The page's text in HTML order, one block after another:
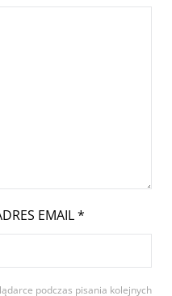
EMAIL*
podczas pisania kolejnych